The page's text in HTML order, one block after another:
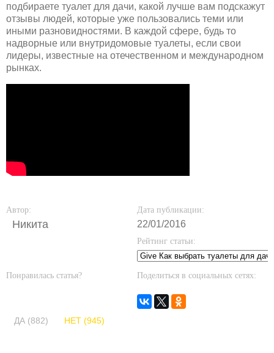
подбираете туалет для дачи, какой лучше вам подскажут
отзывы людей, которые уже пользовались теми или
иными разновидностями. В каждой сфере, будь то
надворные или внутридомовые туалеты, если свои
лидеры, известные на отечественном и международном
рынках.
Автор:
Никита
Дата публикации:
22/01/2016
Рейтинг статьи:
Понравилась статья?
ДА (882) НЕТ (945)
Поделиться в социальных сетях: